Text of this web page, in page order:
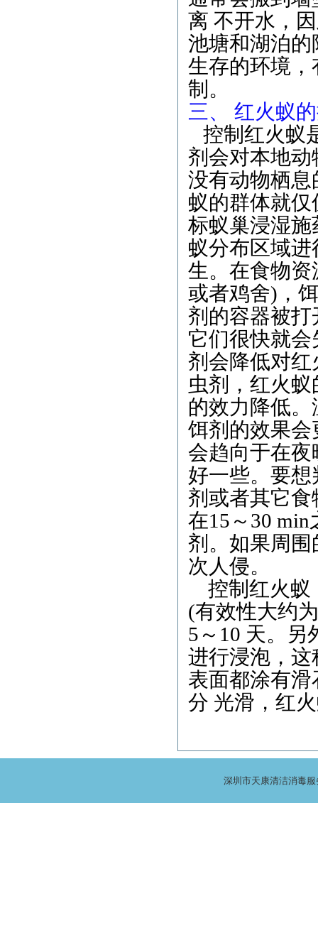
离 不开水，
池塘和湖泊
生存的环境
制。
三、 红火蚁
控制红火蚁
剂会对本地
没有动物栖息
蚁的群体就
标蚁巢浸湿
蚁分布区域
生。在食物
或者鸡舍)，
剂的容器被打
它们很快就
剂会降低对
虫剂，红火
的效力降低
饵剂的效果会
会趋向于在
好一些。要
剂或者其它
在15～30
剂。如果周
次人侵。
控制红火蚁
(有效性大约
5～10 天。另
进行浸泡，
表面都涂有
分 光滑，红
深圳市天康清洁消毒